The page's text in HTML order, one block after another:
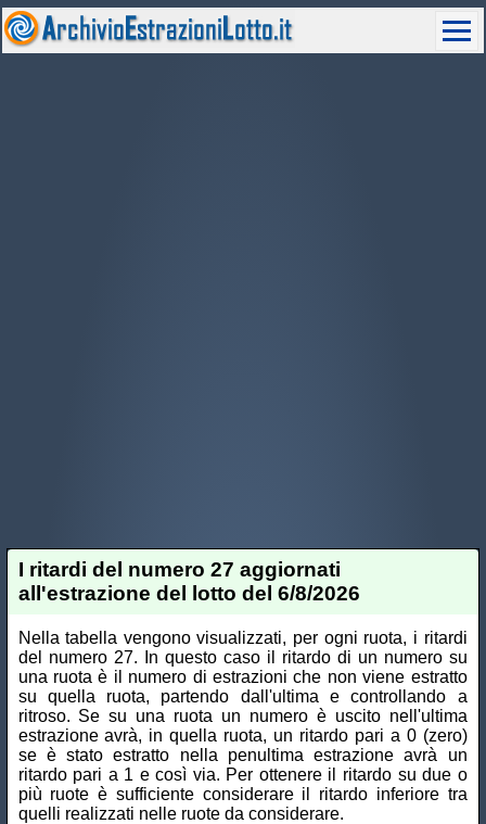
I ritardi del numero 27 aggiornati
all'estrazione del lotto del 6/8/2026
Nella tabella vengono visualizzati, per ogni ruota, i ritardi
del numero 27. In questo caso il ritardo di un numero su
una ruota è il numero di estrazioni che non viene estratto
su quella ruota, partendo dall'ultima e controllando a
ritroso. Se su una ruota un numero è uscito nell'ultima
estrazione avrà, in quella ruota, un ritardo pari a 0 (zero)
se è stato estratto nella penultima estrazione avrà un
ritardo pari a 1 e così via. Per ottenere il ritardo su due o
più ruote è sufficiente considerare il ritardo inferiore tra
quelli realizzati nelle ruote da considerare.